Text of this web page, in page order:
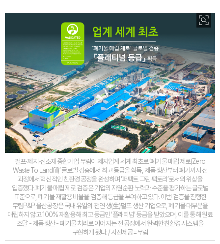
펄프∙제지∙신소재 종합기업 무림이 제지업계 세계 최초로 ‘폐기물 매립 제로(Zero
Waste To Landfill)’ 글로벌 검증에서 최고 등급을 획득, 제품 생산부터 폐기까지 전
과정에서 혁신적인 친환경 공정을 완성하며 ‘퍼펙트 그린 팩토리’로서의 위상을
입증했다. 폐기물 매립 제로 검증은 기업의 자원순환 노력과 수준을 평가하는 글로벌
표준으로, 폐기물 재활용 비율을 검증해 등급을 부여하고 있다. 이번 검증을 진행한
무림P&P 울산공장은 국내 유일의 천연 생(生)펄프 생산 기업으로, 폐기물 대부분을
매립하지 않고 100% 재활용해 최고 등급인 ‘플래티넘’ 등급을 받았으며, 이를 통해 원료
조달 - 제품 생산 - 폐기물 처리로 이어지는 전 공정에서 완벽한 친환경 시스템을
구현하게 됐다. / 사진제공=무림